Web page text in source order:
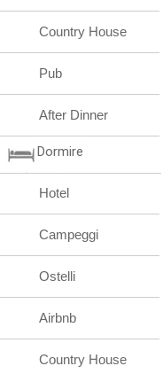
Country House
Pub
After Dinner
Dormire
Hotel
Campeggi
Ostelli
Airbnb
Country House